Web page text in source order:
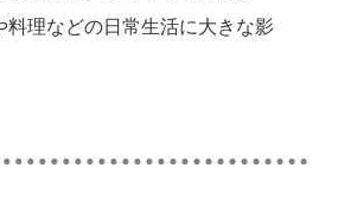
料理などの日常生活に大きな影